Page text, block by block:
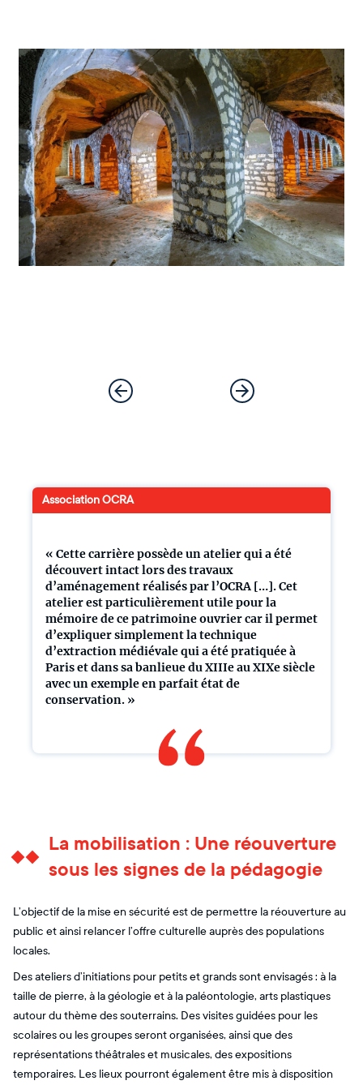
« Cette carrière possède un atelier qui a été
découvert intact lors des travaux
d’aménagement réalisés par l’OCRA […]. Cet
atelier est particulièrement utile pour la
mémoire de ce patrimoine ouvrier car il permet
d’expliquer simplement la technique
d’extraction médiévale qui a été pratiquée à
Paris et dans sa banlieue du XIIIe au XIXe siècle
avec un exemple en parfait état de
conservation. »
Association OCRA
La mobilisation : Une réouverture
sous les signes de la pédagogie
L’objectif de la mise en sécurité est de permettre la réouverture au
public et ainsi relancer l’offre culturelle auprès des populations
locales.
Des ateliers d’initiations pour petits et grands sont envisagés : à la
taille de pierre, à la géologie et à la paléontologie, arts plastiques
autour du thème des souterrains. Des visites guidées pour les
scolaires ou les groupes seront organisées, ainsi que des
représentations théâtrales et musicales, des expositions
temporaires. Les lieux pourront également être mis à disposition